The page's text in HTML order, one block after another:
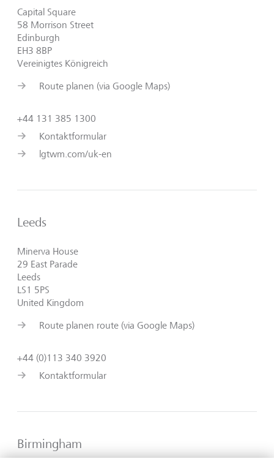
Capital Square
58 Morrison Street
Edinburgh
EH3 8BP
Vereinigtes Königreich
Route planen (via Google Maps)
+44 131 385 1300
Kontaktformular
lgtwm.com/uk-en
Leeds
Minerva House
29 East Parade
Leeds
LS1 5PS
United Kingdom
Route planen route (via Google Maps)
+44 (0)113 340 3920
Kontaktformular
Birmingham